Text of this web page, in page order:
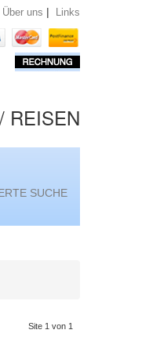
Über uns | Links
REISEN
SUCHE
Site 1 von 1